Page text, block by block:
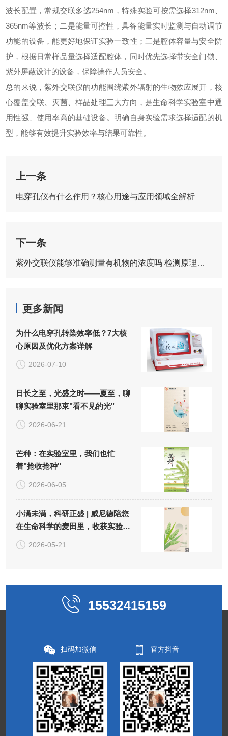
波长配置，常规交联多选254nm，特殊实验可按需选择312nm、
365nm等波长；二是能量可控性，具备能量实时监测与自动调节
功能的设备，能更好地保证实验一致性；三是腔体容量与安全防
护，根据日常样品量选择适配腔体，同时优先选择带安全门锁、
紫外屏蔽设计的设备，保障操作人员安全。
总的来说，紫外交联仪的功能围绕紫外辐射的生物效应展开，核
心覆盖交联、灭菌、样品处理三大方向，是生命科学实验室中通
用性强、使用率高的基础设备。明确自身实验需求选择适配的机
型，能够有效提升实验效率与结果可靠性。
上一条
电穿孔仪有什么作用？核心用途与应用领域全解析
下一条
紫外交联仪能够准确测量有机物的浓度吗 检测原理与适用范围详解
更多新闻
为什么电穿孔转染效率低？7大核
心原因及优化方案详解
2026-07-10
日长之至，光盛之时——夏至，聊
聊实验室里那束"看不见的光"
2026-06-21
芒种：在实验室里，我们也忙
着"抢收抢种"
2026-06-05
小满未满，科研正盛 | 威尼德陪您
在生命科学的麦田里，收获实验
的"小小圆满"
2026-05-21
15532415159
扫码加微信 官方抖音